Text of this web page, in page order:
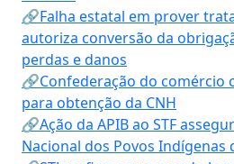
🔗Falha estatal em prover
autoriza conversão da
perdas e danos
🔗Confederação do comércio
para obtenção da CNH
🔗Ação da APIB ao STF
Nacional dos Povos Indígenas